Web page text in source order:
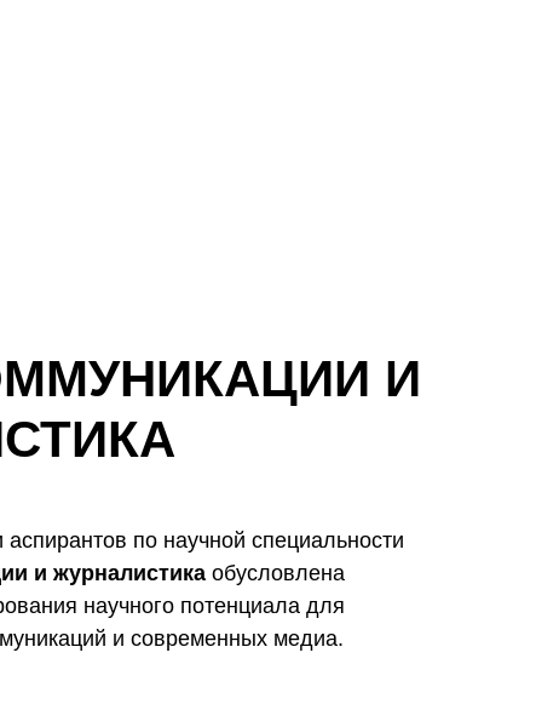
И
аспирантов по научной специальности
и журналистика обусловлена
научного потенциала для
и современных медиа.